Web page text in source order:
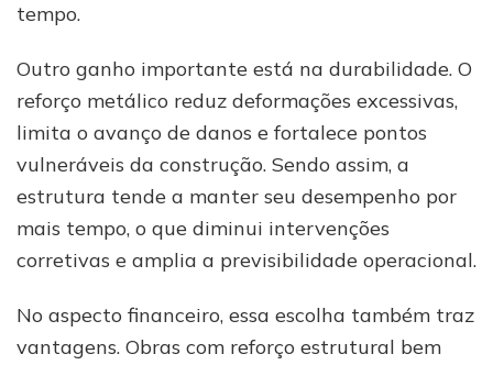
tempo.
Outro ganho importante está na durabilidade. O
reforço metálico reduz deformações excessivas,
limita o avanço de danos e fortalece pontos
vulneráveis da construção. Sendo assim, a
estrutura tende a manter seu desempenho por
mais tempo, o que diminui intervenções
corretivas e amplia a previsibilidade operacional.
No aspecto financeiro, essa escolha também traz
vantagens. Obras com reforço estrutural bem